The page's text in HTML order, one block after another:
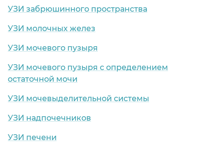
УЗИ забрюшинного пространства
УЗИ молочных желез
УЗИ мочевого пузыря
УЗИ мочевого пузыря с определением
остаточной мочи
УЗИ мочевыделительной системы
УЗИ надпочечников
УЗИ печени